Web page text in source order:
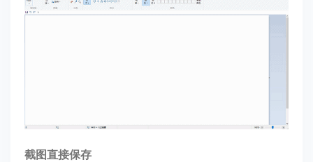
截图直接保存